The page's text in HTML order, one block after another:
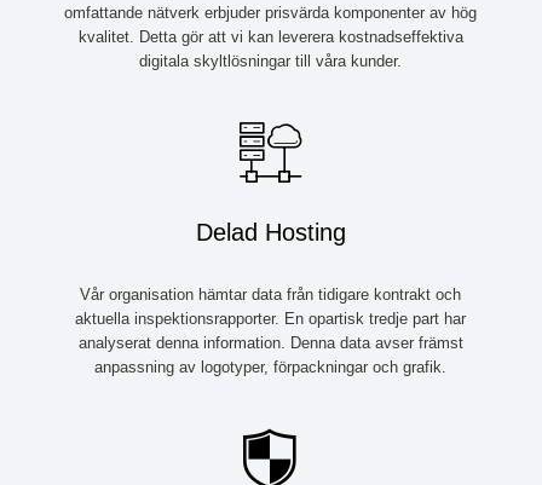
omfattande nätverk erbjuder prisvärda komponenter av hög
kvalitet. Detta gör att vi kan leverera kostnadseffektiva
digitala skyltlösningar till våra kunder.
Delad Hosting
Vår organisation hämtar data från tidigare kontrakt och
aktuella inspektionsrapporter. En opartisk tredje part har
analyserat denna information. Denna data avser främst
anpassning av logotyper, förpackningar och grafik.